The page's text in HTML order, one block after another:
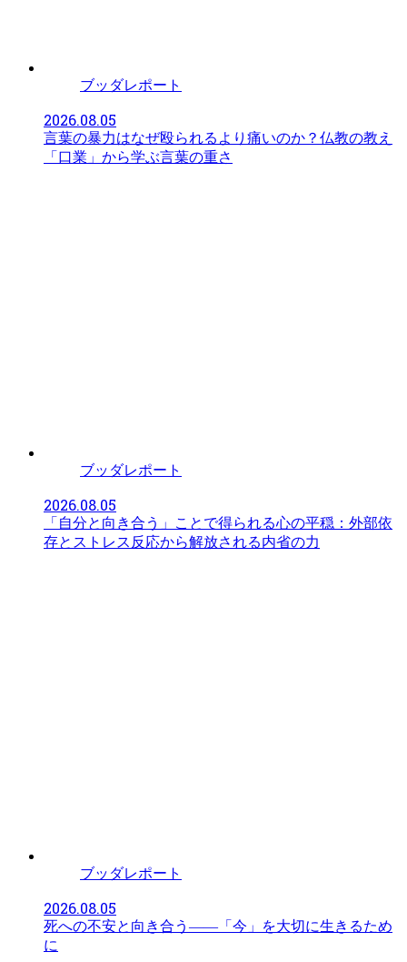
ブッダレポート
2026.08.05
言葉の暴力はなぜ殴られるより痛いのか？仏教の教え
「口業」から学ぶ言葉の重さ
ブッダレポート
2026.08.05
「自分と向き合う」ことで得られる心の平穏：外部依
存とストレス反応から解放される内省の力
ブッダレポート
2026.08.05
死への不安と向き合う――「今」を大切に生きるため
に